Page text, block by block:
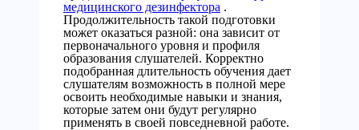
медицинского дезинфектора .
Продолжительность такой подготовки
может оказаться разной: она зависит от
первоначального уровня и профиля
образования слушателей. Корректно
подобранная длительность обучения дает
слушателям возможность в полной мере
освоить необходимые навыки и знания,
которые затем они будут регулярно
применять в своей повседневной работе.